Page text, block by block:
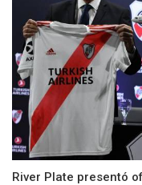
River Plate presentó